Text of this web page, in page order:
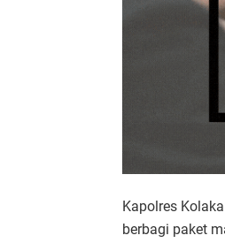
Kapolres
berbagi paket